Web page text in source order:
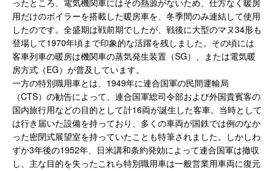
用だけのボイラーを搭載した暖房車を、冬季間のみ連結して使用
したのです。全盛期は戦前期でしたが、戦後に大型のマヌ34形も
登場して1970年頃まで印象的な活躍を残しました。その頃には
客車列車の暖房は機関車の蒸気発生装置（SG）、または電気暖
房方式（EG）が普及しています。
一方の特別職用車とは、1949年に連合国軍の民間運輸局
（CTS）の勧告によって、連合国軍総司令部および外国貴賓客の
国内旅行用などの目的として計16両が誕生した客車。当時として
は行き届いた設備を持っており、多くの車両が国鉄では例のなか
った密閉式展望室を持っていたことも特筆されました。しかしわ
ずか3年後の1952年、日米講和条約発効によって連合国軍は撤収
し、主な目的を失ったこれら特別職用車は一般営業用車両に復元